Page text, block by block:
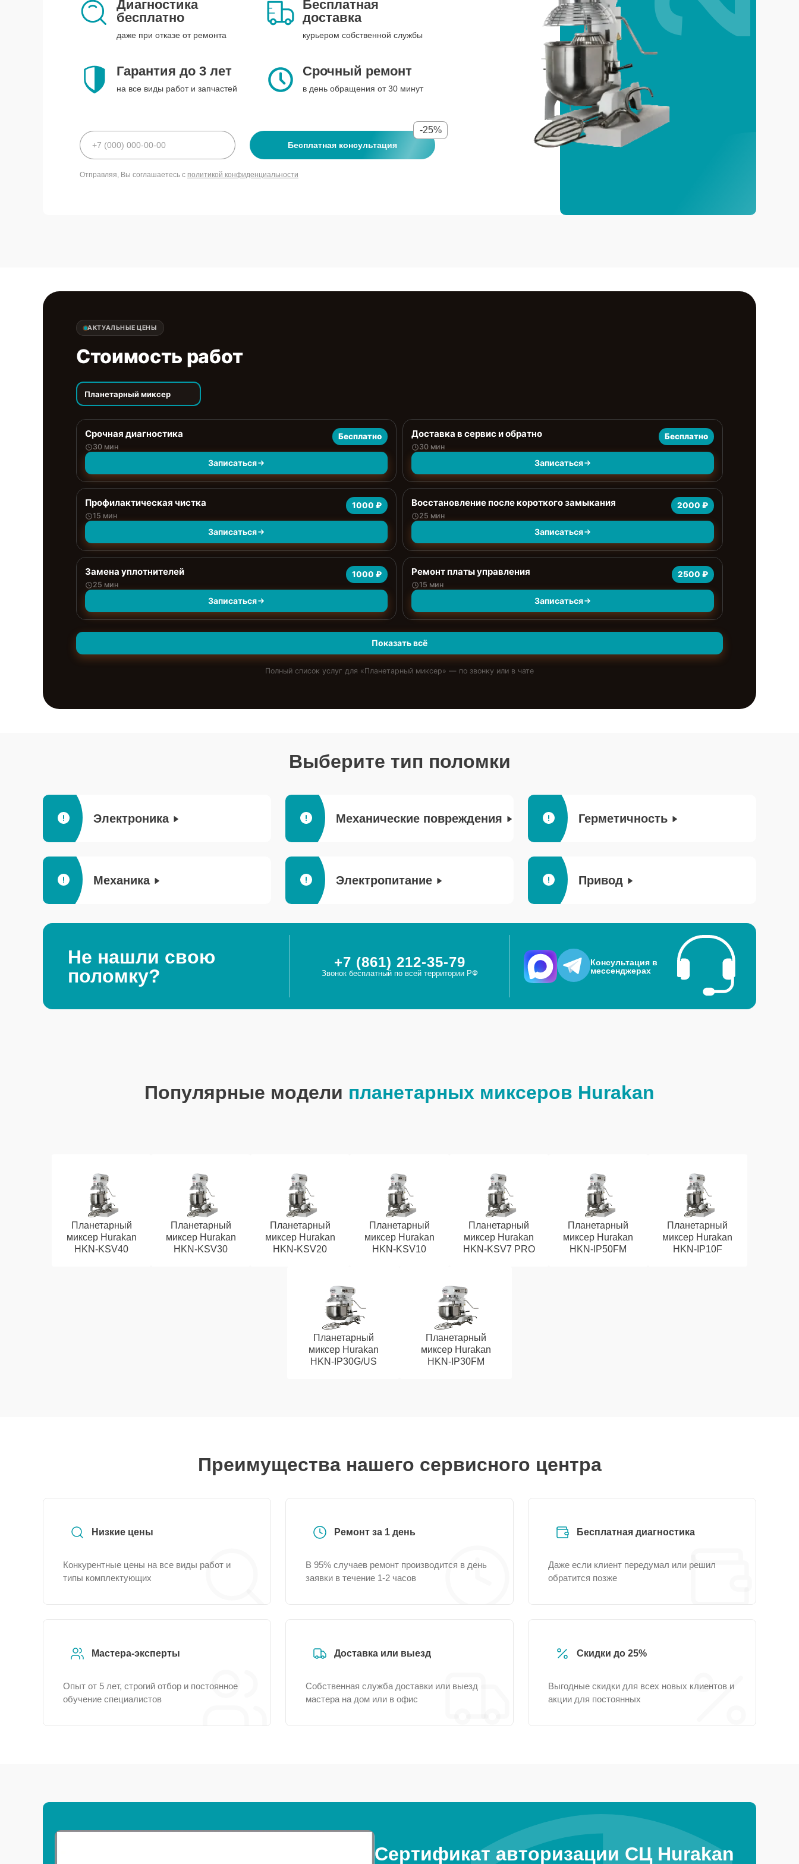
Диагностика
бесплатно
даже при отказе от ремонта
Бесплатная
доставка
курьером собственной службы
Гарантия до 3 лет
на все виды работ и запчастей
Срочный ремонт
в день обращения от 30 минут
Бесплатная консультация
-25%
Отправляя, Вы соглашаетесь с политикой конфиденциальности
АКТУАЛЬНЫЕ ЦЕНЫ
Стоимость работ
Планетарный миксер
Срочная диагностика
30 мин
Бесплатно
Записаться
Доставка в сервис и обратно
30 мин
Бесплатно
Записаться
Профилактическая чистка
15 мин
1000 ₽
Записаться
Восстановление после короткого замыкания
25 мин
2000 ₽
Записаться
Замена уплотнителей
25 мин
1000 ₽
Записаться
Ремонт платы управления
15 мин
2500 ₽
Записаться
Показать всё
Полный список услуг для «Планетарный миксер» — по звонку или в чате
Выберите тип поломки
Электроника Механические повреждения Герметичность
Механика Электропитание Привод
Не нашли свою
поломку?
+7 (861) 212-35-79
Звонок бесплатный по всей территории РФ
Консультация в
мессенджерах
Популярные модели планетарных миксеров Hurakan
Планетарный
миксер Hurakan
HKN-KSV40
Планетарный
миксер Hurakan
HKN-KSV30
Планетарный
миксер Hurakan
HKN-KSV20
Планетарный
миксер Hurakan
HKN-KSV10
Планетарный
миксер Hurakan
HKN-KSV7 PRO
Планетарный
миксер Hurakan
HKN-IP50FM
Планетарный
миксер Hurakan
HKN-IP10F
Планетарный
миксер Hurakan
HKN-IP30G/US
Планетарный
миксер Hurakan
HKN-IP30FM
Преимущества нашего сервисного центра
Низкие цены
Конкурентные цены на все виды работ и
типы комплектующих
Ремонт за 1 день
В 95% случаев ремонт производится в день
заявки в течение 1-2 часов
Бесплатная диагностика
Даже если клиент передумал или решил
обратится позже
Мастера-эксперты
Опыт от 5 лет, строгий отбор и постоянное
обучение специалистов
Доставка или выезд
Собственная служба доставки или выезд
мастера на дом или в офис
Скидки до 25%
Выгодные скидки для всех новых клиентов и
акции для постоянных
Сертификат авторизации СЦ Hurakan